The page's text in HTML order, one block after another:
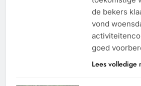
de bekers
vond
goed
Lees volledige